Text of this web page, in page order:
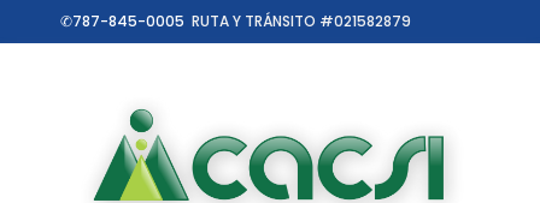
✆787-845-0005 RUTA Y TRÁNSITO #021582879